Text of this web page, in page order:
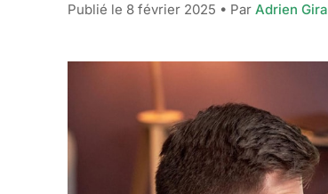
Publié le 8 février 2025 • Par Adrien